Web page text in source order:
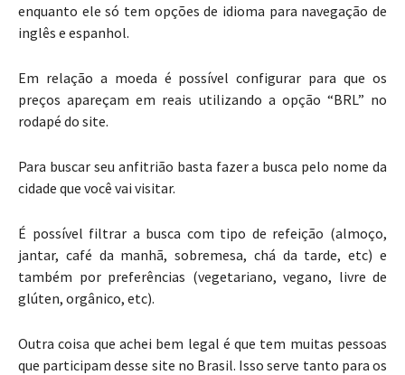
enquanto ele só tem opções de idioma para navegação de
inglês e espanhol.
Em relação a moeda é possível configurar para que os
preços apareçam em reais utilizando a opção “BRL” no
rodapé do site.
Para buscar seu anfitrião basta fazer a busca pelo nome da
cidade que você vai visitar.
É possível filtrar a busca com tipo de refeição (almoço,
jantar, café da manhã, sobremesa, chá da tarde, etc) e
também por preferências (vegetariano, vegano, livre de
glúten, orgânico, etc).
Outra coisa que achei bem legal é que tem muitas pessoas
que participam desse site no Brasil. Isso serve tanto para os